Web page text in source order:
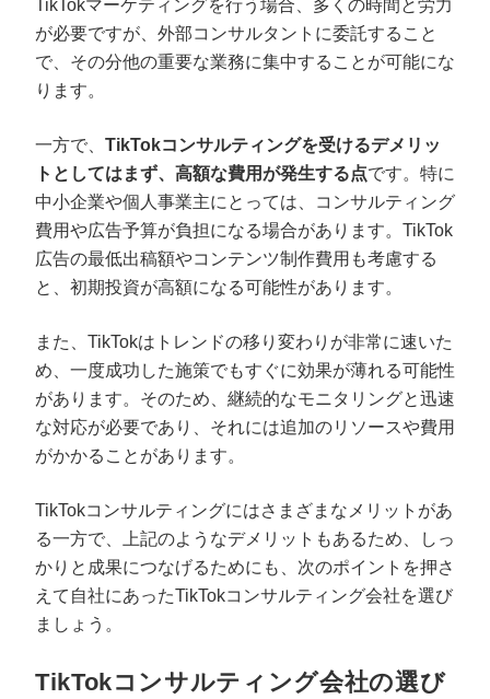
TikTokマーケティングを行う場合、多くの時間と労力
が必要ですが、外部コンサルタントに委託すること
で、その分他の重要な業務に集中することが可能にな
ります。
一方で、 TikTokコンサルティングを受けるデメリッ
トとしてはまず、高額な費用が発生する点です。特に
中小企業や個人事業主にとっては、コンサルティング
費用や広告予算が負担になる場合があります。TikTok
広告の最低出稿額やコンテンツ制作費用も考慮する
と、初期投資が高額になる可能性があります。
また、TikTokはトレンドの移り変わりが非常に速いた
め、一度成功した施策でもすぐに効果が薄れる可能性
があります。そのため、継続的なモニタリングと迅速
な対応が必要であり、それには追加のリソースや費用
がかかることがあります。
TikTokコンサルティングにはさまざまなメリットがあ
る一方で、上記のようなデメリットもあるため、しっ
かりと成果につなげるためにも、次のポイントを押さ
えて自社にあったTikTokコンサルティング会社を選び
ましょう。
TikTokコンサルティング会社の選び